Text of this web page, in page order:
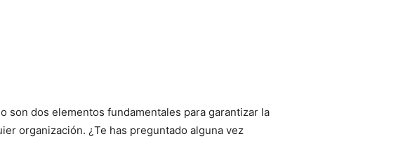
son dos elementos fundamentales para garantizar la
organización. ¿Te has preguntado alguna vez